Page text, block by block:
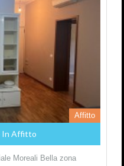
Affitto
In Affitto
Moreali Bella zona